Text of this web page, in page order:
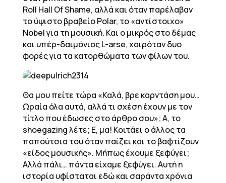
Roll Hall Of Shame, αλλά και όταν παρέλαβαν
το ύψιστο βραβείο Polar, το «αντίστοιχο»
Nobel για τη μουσική. Και ο μικρός στο δέμας
και υπέρ-δαιμόνιος L-arse, χαιρόταν δυο
φορές για τα κατορθώματα των φίλων του.
Θα μου πείτε τώρα «Καλά, βρε καρντάση μου…
Ωραία όλα αυτά, αλλά τι σχέση έχουν με τον
τίτλο που έδωσες στο άρθρο σου»; Α, το
shoegazing λέτε; Ε, μα! Κοιτάει ο άλλος τα
παπούτσια του όταν παίζει και το βαφτίζουν
«είδος μουσικής». Μήπως έχουμε ξεφύγει;
Αλλά πάλι… πάντα είχαμε ξεφύγει. Αυτή η
ιστορία υφίσταται εδώ και σαράντα χρόνια